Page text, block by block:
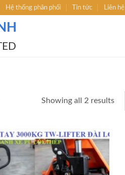
Hệ thống phân phối Tin tức Liên hệ
Showing all 2 results